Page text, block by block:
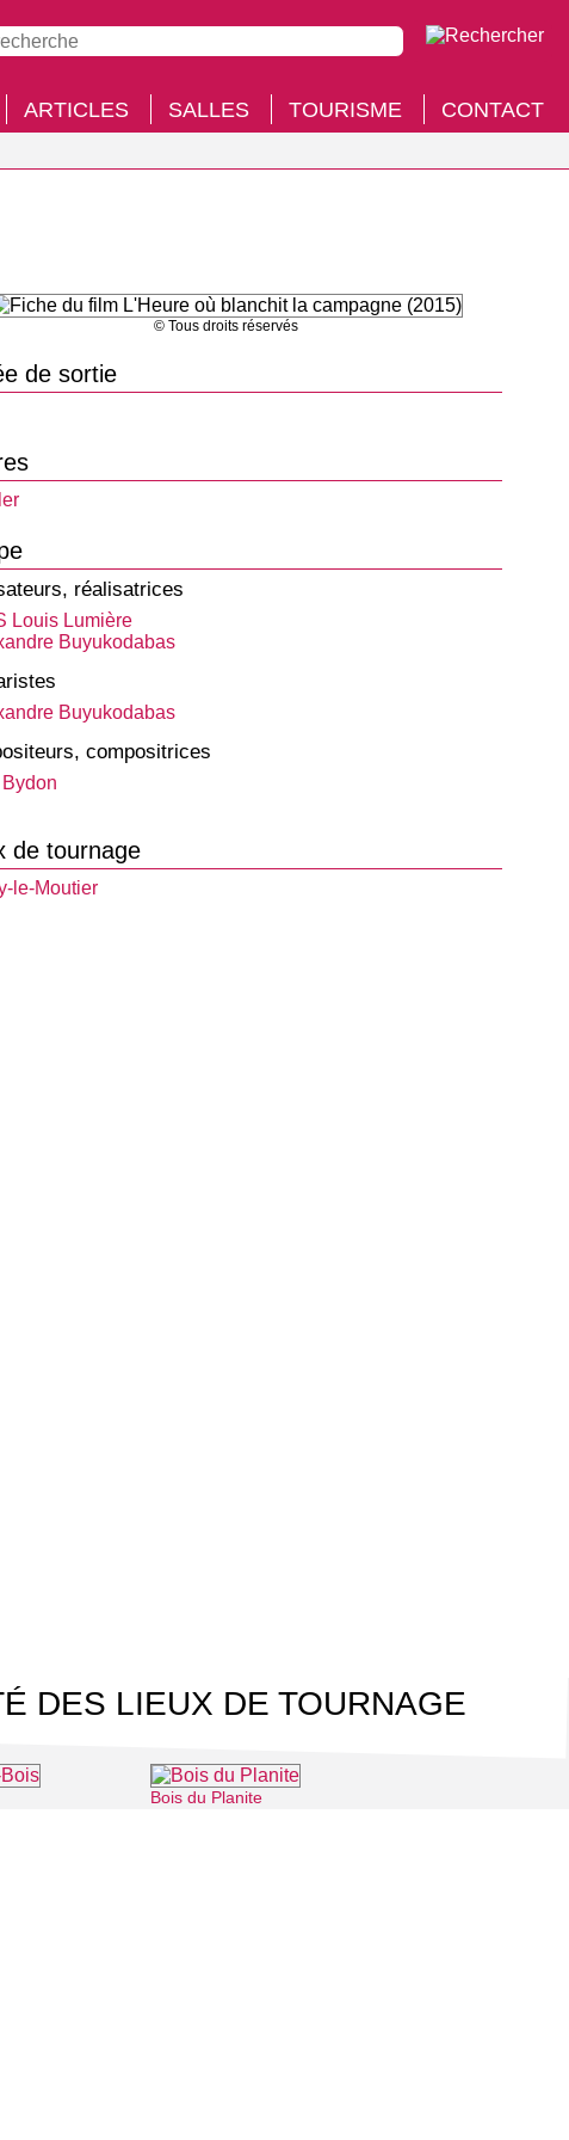
ARTICLES SALLES TOURISME CONTACT
© Tous droits réservés
de sortie
réalisatrices
Louis Lumière
Buyukodabas
Buyukodabas
compositrices
Bydon
de tournage
le-Moutier
DES LIEUX DE TOURNAGE
Bois du Planite